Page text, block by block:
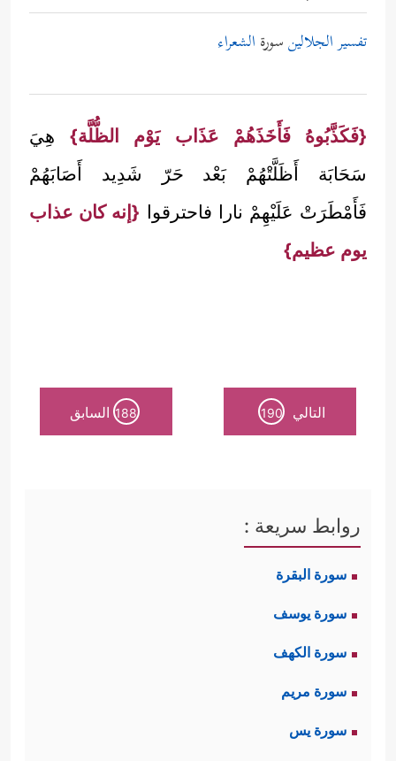
تفسير الجلالينسورة الشعراء
{فَكَذَّبُوهُ فَأَخَذَهُمْ عَذَاب يَوْم الظُّلَّة}هِيَ
سَحَابَة أَظَلَّتْهُمْ بَعْد حَرّ شَدِيد أَصَابَهُمْ
فَأَمْطَرَتْ عَلَيْهِمْ نارا فاحترقوا {إنه كان عذاب
يوم عظيم}
التالي 190
188 السابق
روابط سريعة :
سورة البقرة
سورة يوسف
سورة الكهف
سورة مريم
سورة يس